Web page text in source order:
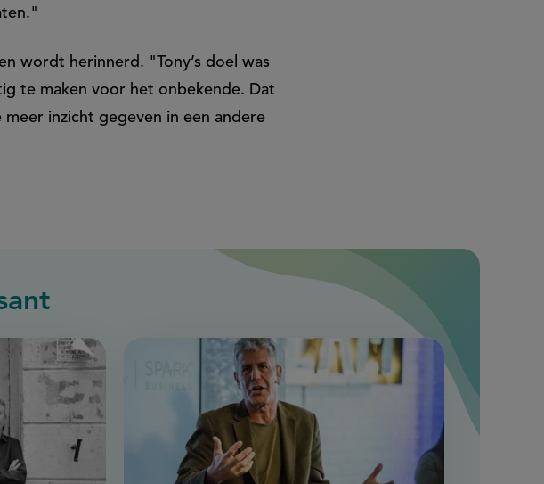
wordt herinnerd. "Tony’s doel was
te maken voor het onbekende. Dat
inzicht gegeven in een andere